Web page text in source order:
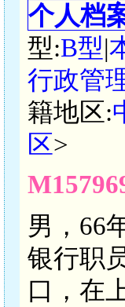
个人档
型:B型|
行政管
籍地区:
区>
男，66
银行职
口，在